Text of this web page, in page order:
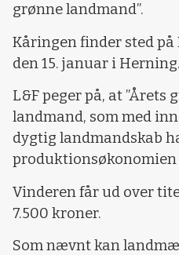
grønne landmand”.
Kåringen finder sted på
den 15. januar i Herning.
L&F peger på, at ”Årets
landmand, som med
dygtig landmandskab
produktionsøkonomien
Vinderen får ud over
7.500 kroner.
Som nævnt kan